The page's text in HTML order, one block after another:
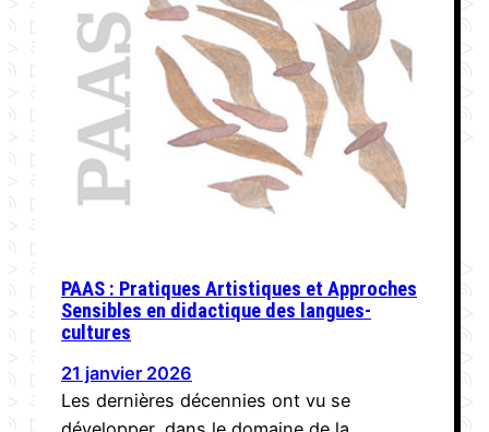
PAAS : Pratiques Artistiques et Approches
Sensibles en didactique des langues-
cultures
21 janvier 2026
Les dernières décennies ont vu se